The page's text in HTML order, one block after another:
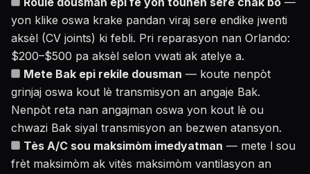
yon klike oswa krake pandan viraj sere endike jwenti
aksèl (CV joints) ki febli. Pri reparasyon nan Orlando:
$200–$500 pa aksèl selon vwati ak atelye a.
Mete Bak epi rekile dousman — koute nenpòt
grinjaj oswa kout lè transmisyon an angaje Bak.
Nenpòt reta nan angajman oswa yon kout lè ou
chwazi Bak siyal transmisyon an bezwen atansyon.
Tès A/C sou maksimòm imedyatman — mete l sou
frèt maksimòm ak vitès maksimòm vantilasyon an